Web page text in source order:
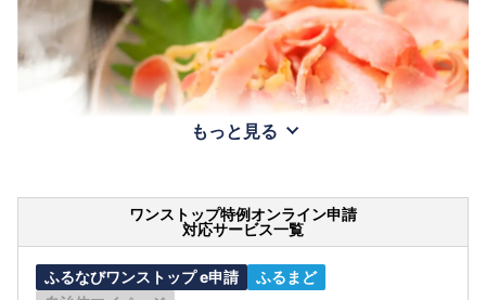
もっと見る
ワンストップ特例オンライン申請
対応サービス一覧
ふるなびワンストップ e申請
ふるまど